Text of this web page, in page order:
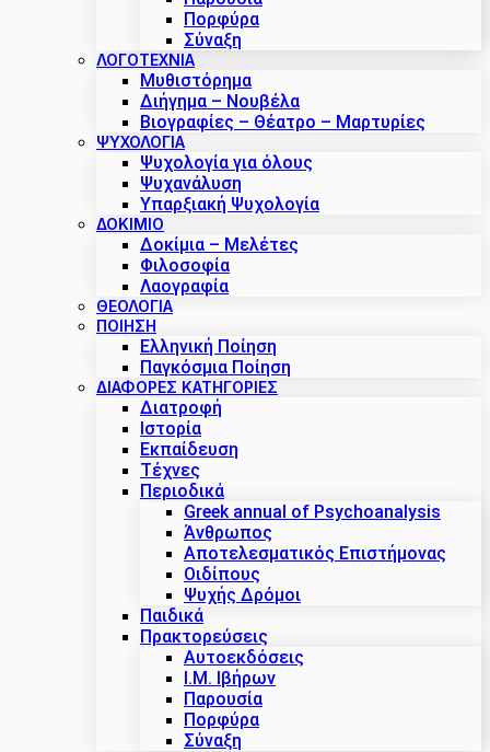
Πορφύρα
Σύναξη
ΛΟΓΟΤΕΧΝΙΑ
Μυθιστόρημα
Διήγημα – Νουβέλα
Βιογραφίες – Θέατρο – Μαρτυρίες
ΨΥΧΟΛΟΓΙΑ
Ψυχολογία για όλους
Ψυχανάλυση
Υπαρξιακή Ψυχολογία
ΔΟΚΊΜΙΟ
Δοκίμια – Μελέτες
Φιλοσοφία
Λαογραφία
ΘΕΟΛΟΓΙΑ
ΠΟΙΗΣΗ
Ελληνική Ποίηση
Παγκόσμια Ποίηση
ΔΙΑΦΟΡΕΣ ΚΑΤΗΓΟΡΙΕΣ
Διατροφή
Ιστορία
Εκπαίδευση
Τέχνες
Περιοδικά
Greek annual of Psychoanalysis
Άνθρωπος
Αποτελεσματικός Επιστήμονας
Οιδίπους
Ψυχής Δρόμοι
Παιδικά
Πρακτoρεύσεις
Αυτοεκδόσεις
Ι.Μ. Ιβήρων
Παρουσία
Πορφύρα
Σύναξη